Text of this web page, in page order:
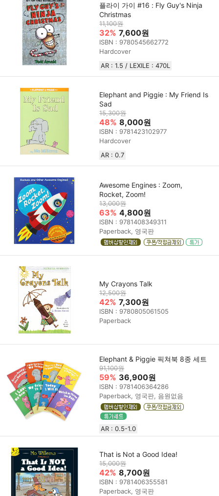
플라이 가이 #16 : Fly Guy's Ninja
Christmas
11,100원
32% 7,600원
ISBN : 9780545662772
Hardcover
AR : 1.5 / LEXILE : 470L
Elephant and Piggie : My Friend Is
Sad
15,300원
48% 8,000원
ISBN : 9781423102977
Hardcover
AR : 0.7
Awesome Engines : Zoom,
Rocket, Zoom!
13,000원
63% 4,800원
ISBN : 9781408349311
Paperback, 영국판
My Crayons Talk
12,500원
42% 7,300원
ISBN : 9780805061505
Paperback
Elephant & Piggie 픽쳐북 8종 세트
91,100원
59% 36,900원
ISBN : 9781406364286
Paperback, 영국판, 음원없음
AR : 0.5-1.0
That is Not a Good Idea!
15,000원
42% 8,700원
ISBN : 9781406355581
Paperback, 영국판